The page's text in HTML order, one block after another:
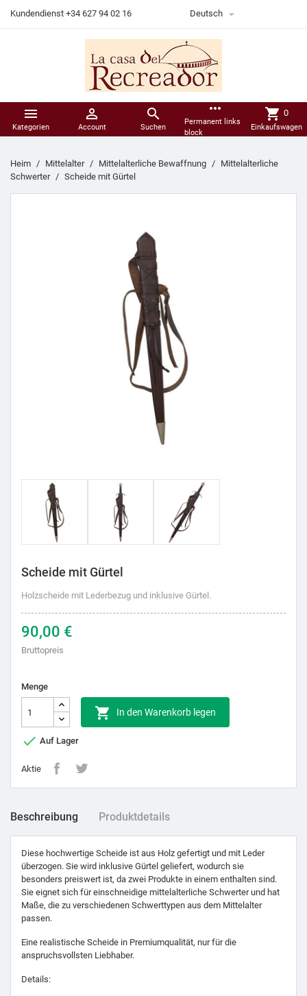
Kundendienst +34 627 94 02 16 Deutsch 

Kategorien

Account

Suchen
more_horiz
Permanent links
block
shopping_cart 0
Einkaufswagen
Heim Mittelalter Mittelalterliche Bewaffnung
Mittelalterliche
Schwerter
Scheide mit Gürtel
Scheide mit Gürtel
Holzscheide mit Lederbezug und inklusive Gürtel.
90,00 €
Bruttopreis
Menge
 In den Warenkorb legen
 Auf Lager
Aktie
Beschreibung Produktdetails
Diese hochwertige Scheide ist aus Holz gefertigt und mit Leder
überzogen. Sie wird inklusive Gürtel geliefert, wodurch sie
besonders preiswert ist, da zwei Produkte in einem enthalten sind.
Sie eignet sich für einschneidige mittelalterliche Schwerter und hat
Maße, die zu verschiedenen Schwerttypen aus dem Mittelalter
passen.
Eine realistische Scheide in Premiumqualität, nur für die
anspruchsvollsten Liebhaber.
Details: